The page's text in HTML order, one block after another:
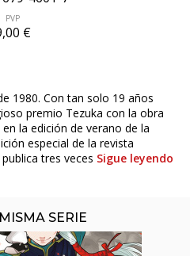
PVP
€
1980. Con tan solo 19 años
premio Tezuka con la obra
la edición de verano de la
especial de la revista
tres veces Sigue leyendo
SERIE